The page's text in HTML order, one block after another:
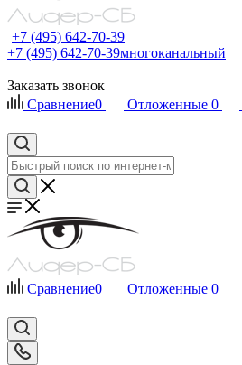
+7 (495) 642-70-39
+7 (495) 642-70-39многоканальный
Заказать звонок
Сравнение0 Отложенные 0
Сравнение0 Отложенные 0